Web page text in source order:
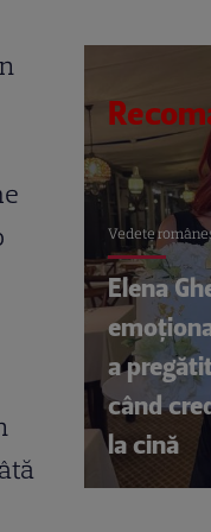
Vedete
Elena
a
când
la cină